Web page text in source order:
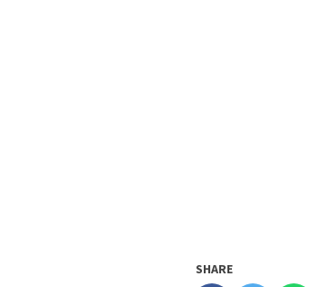
SHARE